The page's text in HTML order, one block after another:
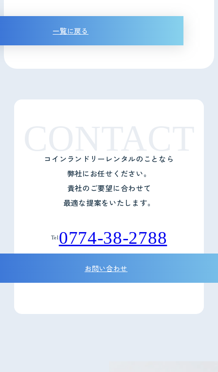
一覧に戻る
コインランドリーレンタルのことなら
弊社にお任せください。
貴社のご要望に合わせて
最適な提案をいたします。
Tel 0774-38-2788
お問い合わせ